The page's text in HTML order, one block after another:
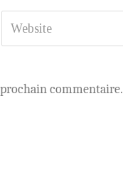
commentaire.